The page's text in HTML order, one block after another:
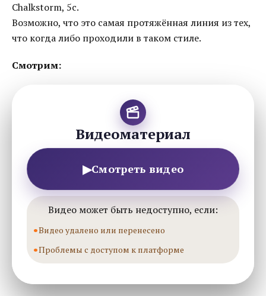
Chalkstorm, 5c.
Возможно, что это самая протяжённая линия из тех,
что когда либо проходили в таком стиле.
Смотрим:
Видеоматериал
▶Смотреть видео
Видео может быть недоступно, если:
Видео удалено или перенесено
Проблемы с доступом к платформе